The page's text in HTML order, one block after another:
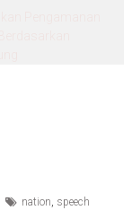
nation, speech